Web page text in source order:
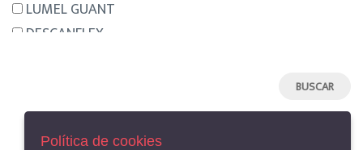
LUMEL GUANT
DESCANFLEX
HANNIBAL LAGUNA
MENBUR
Política de cookies